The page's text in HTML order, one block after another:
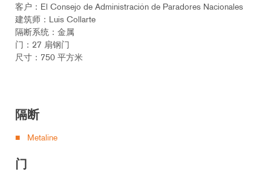
客户：El Consejo de Administración de Paradores Nacionales
建筑师：Luis Collarte
隔断系统：金属
门：27 扇钢门
尺寸：750 平方米
隔断
Metaline
门